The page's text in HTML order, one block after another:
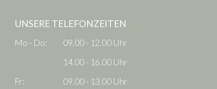
UNSERE TELEFONZEITEN
Mo - Do:
09.00 - 12.00 Uhr
14.00 - 16.00 Uhr
Fr:
09.00 - 13.00 Uhr